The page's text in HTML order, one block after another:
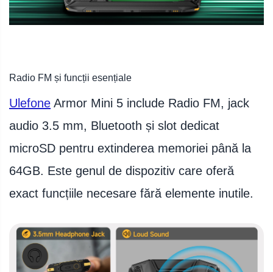
Radio FM și funcții esențiale
Ulefone Armor Mini 5 include Radio FM, jack
audio 3.5 mm, Bluetooth și slot dedicat
microSD pentru extinderea memoriei până la
64GB. Este genul de dispozitiv care oferă
exact funcțiile necesare fără elemente inutile.